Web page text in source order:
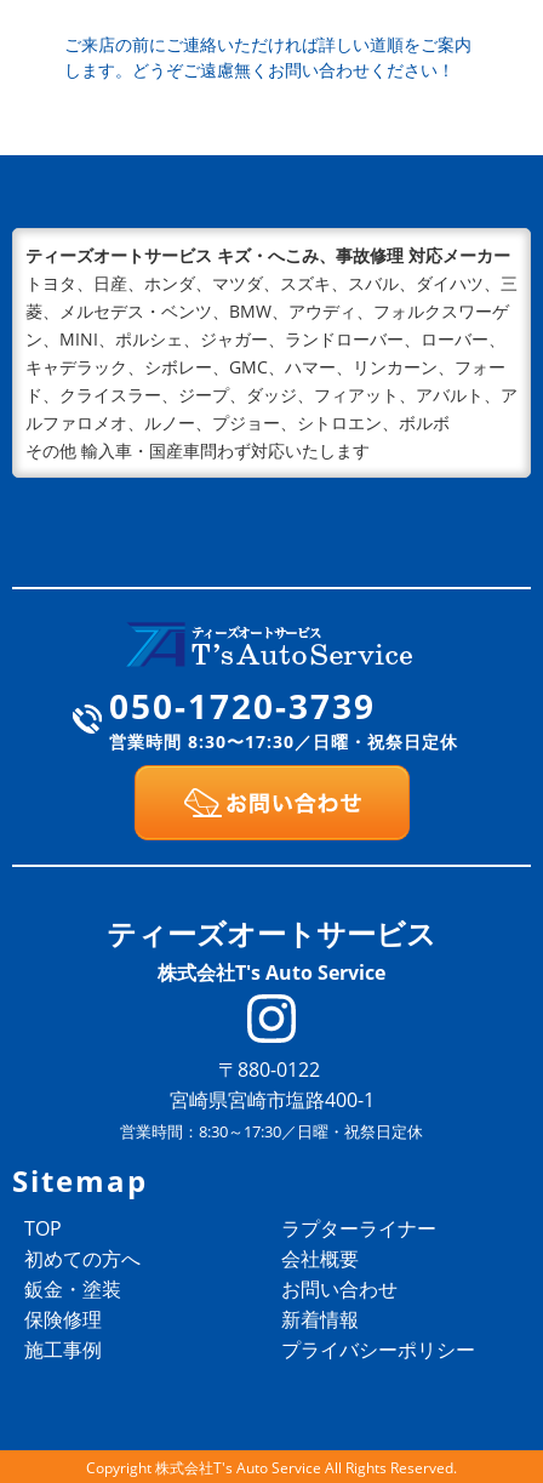
バンパーやドアなどボディに穴が空いてしまうことも…
車はタフな乗り物ですが、時間の経過や事故によって何
の度、ティーズオートサービスのウェブサイトを新規オ
ープンいたしました！地域に信頼...
ご来店の前にご連絡いただければ詳しい道順をご案内
します。どうぞご遠慮無くお問い合わせください！
ティーズオートサービス キズ・へこみ、事故修理 対応メーカー
トヨタ、日産、ホンダ、マツダ、スズキ、スバル、ダイハツ、三
菱、メルセデス・ベンツ、BMW、アウディ、フォルクスワーゲ
ン、MINI、ポルシェ、ジャガー、ランドローバー、ローバー、
キャデラック、シボレー、GMC、ハマー、リンカーン、フォー
ド、クライスラー、ジープ、ダッジ、フィアット、アバルト、ア
ルファロメオ、ルノー、プジョー、シトロエン、ボルボ
その他 輸入車・国産車問わず対応いたします
050-1720-3739
営業時間 8:30〜17:30／日曜・祝祭日定休
ティーズオートサービス
株式会社T's Auto Service
〒880-0122
宮崎県宮崎市塩路400-1
営業時間：8:30～17:30／日曜・祝祭日定休
Sitemap
TOP
初めての方へ
鈑金・塗装
保険修理
施工事例
ラプターライナー
会社概要
お問い合わせ
新着情報
プライバシーポリシー
Copyright 株式会社T's Auto Service All Rights Reserved.